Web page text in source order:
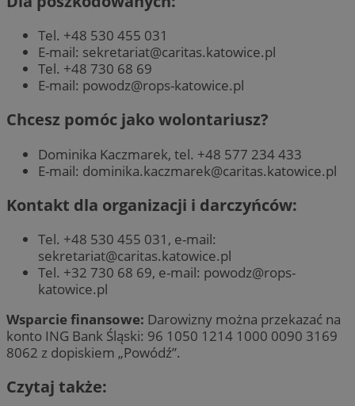
Tel. +48 530 455 031
E-mail: sekretariat@caritas.katowice.pl
Tel. +48 730 68 69
E-mail: powodz@rops-katowice.pl
Chcesz pomóc jako wolontariusz?
Dominika Kaczmarek, tel. +48 577 234 433
E-mail: dominika.kaczmarek@caritas.katowice.pl
Kontakt dla organizacji i darczyńców:
Tel. +48 530 455 031, e-mail:
sekretariat@caritas.katowice.pl
Tel. +32 730 68 69, e-mail: powodz@rops-
katowice.pl
Wsparcie finansowe: Darowizny można przekazać na
konto ING Bank Śląski: 96 1050 1214 1000 0090 3169
8062 z dopiskiem „Powódź”.
Czytaj także: